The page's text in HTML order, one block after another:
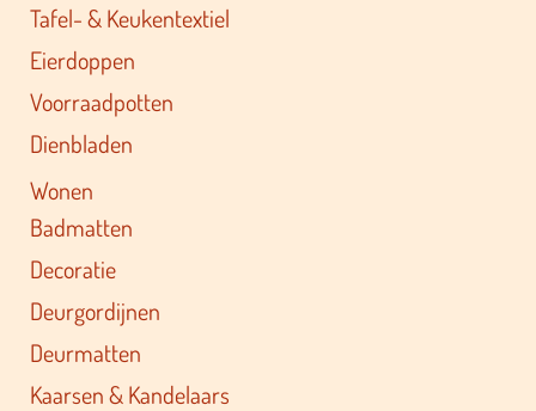
Tafel- & Keukentextiel
Eierdoppen
Voorraadpotten
Dienbladen
Wonen
Badmatten
Decoratie
Deurgordijnen
Deurmatten
Kaarsen & Kandelaars